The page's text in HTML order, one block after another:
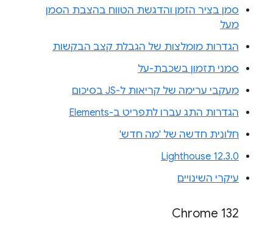
סמן בציר הזמן והדגשת הטווח בהצבת הסמן
מעל
הגדרות מומלצות של הגבלת קצב הבקשות
סמני תזמון בשכבת-על
מעקבי ערימה של קריאות ל-JS בסיכום
הגדרות התג עברו לתפריט ב-Elements
חלונית חדשה של 'מה חדש'
Lighthouse 12.3.0
עיקרי השינויים
Chrome 132